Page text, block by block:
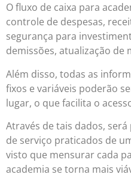
O fluxo de caixa para
controle de despesas,
segurança para
demissões, atualização de
Além disso, todas as
fixos e variáveis poderão
lugar, o que facilita o
Através de tais dados,
de serviço praticados de
visto que mensurar cada
academia se torna mais